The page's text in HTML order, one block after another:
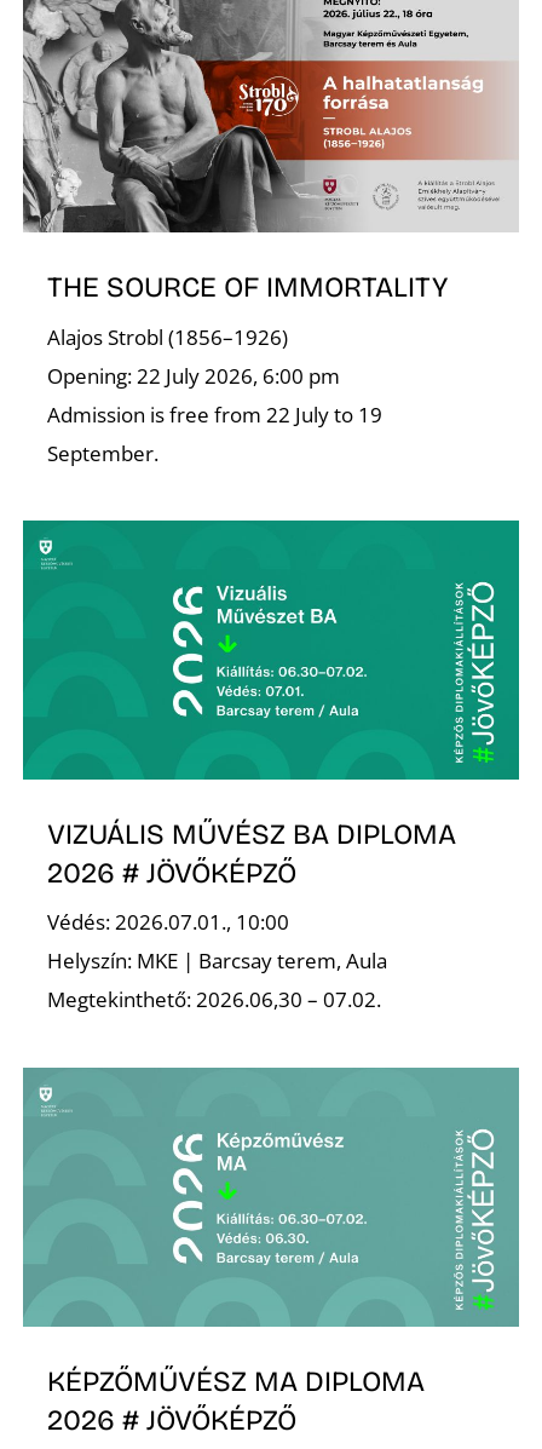
THE SOURCE OF IMMORTALITY
Alajos Strobl (1856–1926)
Opening: 22 July 2026, 6:00 pm
Admission is free from 22 July to 19
September.
VIZUÁLIS MŰVÉSZ BA DIPLOMA
2026 # JÖVŐKÉPZŐ
Védés: 2026.07.01., 10:00
Helyszín: MKE | Barcsay terem, Aula
Megtekinthető: 2026.06,30 – 07.02.
KÉPZŐMŰVÉSZ MA DIPLOMA
2026 # JÖVŐKÉPZŐ